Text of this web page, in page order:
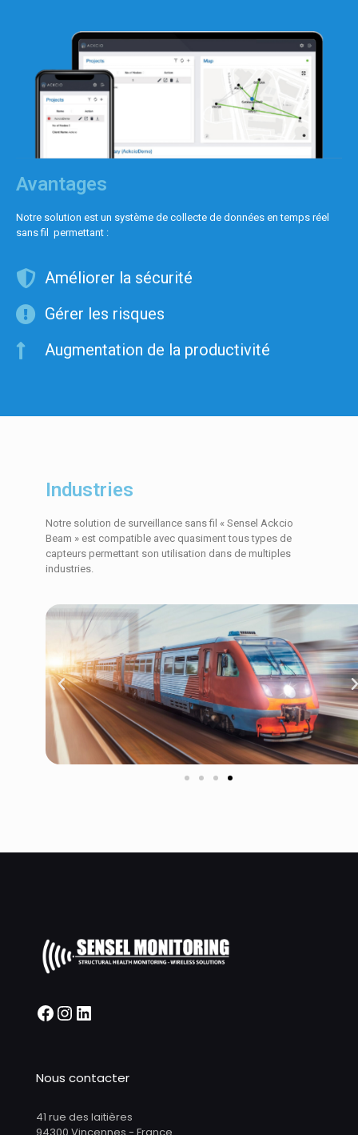
Avantages
Notre solution est un système de collecte de données en temps réel
sans fil permettant :
Améliorer la sécurité
Gérer les risques
Augmentation de la productivité
Industries
Notre solution de surveillance sans fil « Sensel Ackcio
Beam » est compatible avec quasiment tous types de
capteurs permettant son utilisation dans de multiples
industries.
Nous contacter
41 rue des laitières
94300 Vincennes - France